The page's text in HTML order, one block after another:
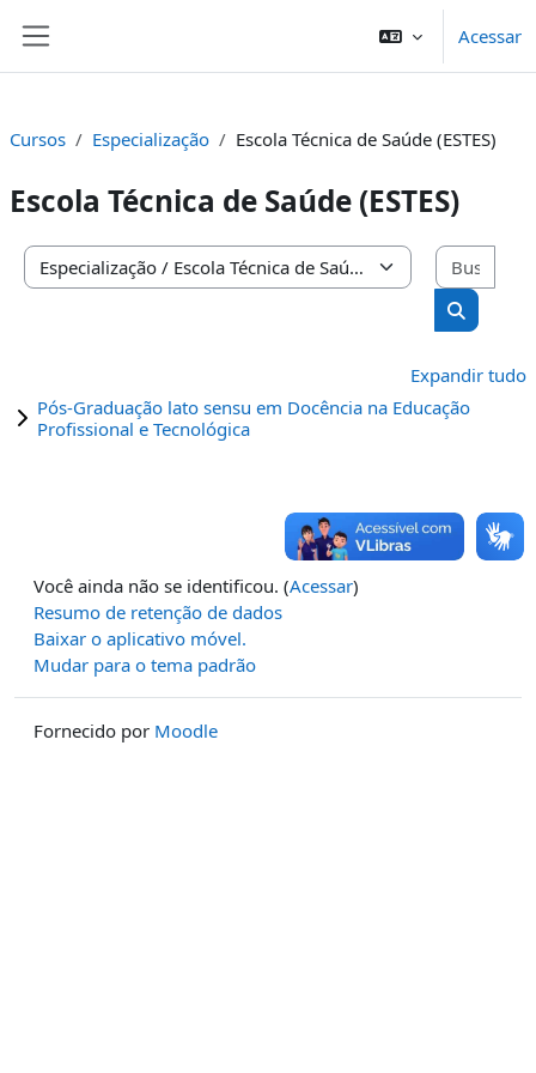
Acessar
Cursos Especialização Escola Técnica de Saúde (ESTES)
Escola Técnica de Saúde (ESTES)
Categorias de Cursos
Buscar
Expandir tudo
Pós-Graduação lato sensu em Docência na Educação
Profissional e Tecnológica
Você ainda não se identificou. (Acessar)
Resumo de retenção de dados
Baixar o aplicativo móvel.
Mudar para o tema padrão
Fornecido por Moodle